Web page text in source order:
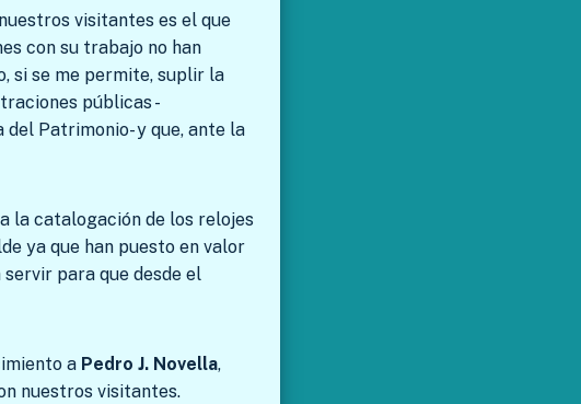
visitantes es el que
con su trabajo no han
si se me permite, suplir la
públicas -
Patrimonio- y que, ante la
la catalogación de los relojes
ya que han puesto en valor
para que desde el
a Pedro J. Novella,
nuestros visitantes.